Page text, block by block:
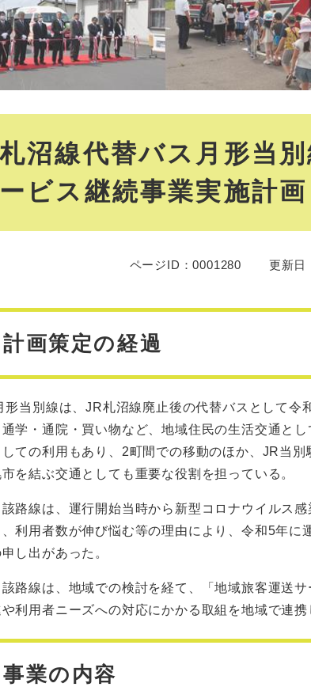
札沼線代替バス月形当
ービス継続事業実施計画
ページID：0001280 更新日
計画策定の経過
当別線は、JR札沼線廃止後の代替バスとして令
学・通院・買い物など、地域住民の生活交通と
ての利用もあり、2町間での移動のほか、JR当
を結ぶ交通としても重要な役割を担っている。
路線は、運行開始当時から新型コロナウイルス
利用者数が伸び悩む等の理由により、令和5年に
し出があった。
路線は、地域での検討を経て、「地域旅客運送
利用者ニーズへの対応にかかる取組を地域で連携
事業の内容